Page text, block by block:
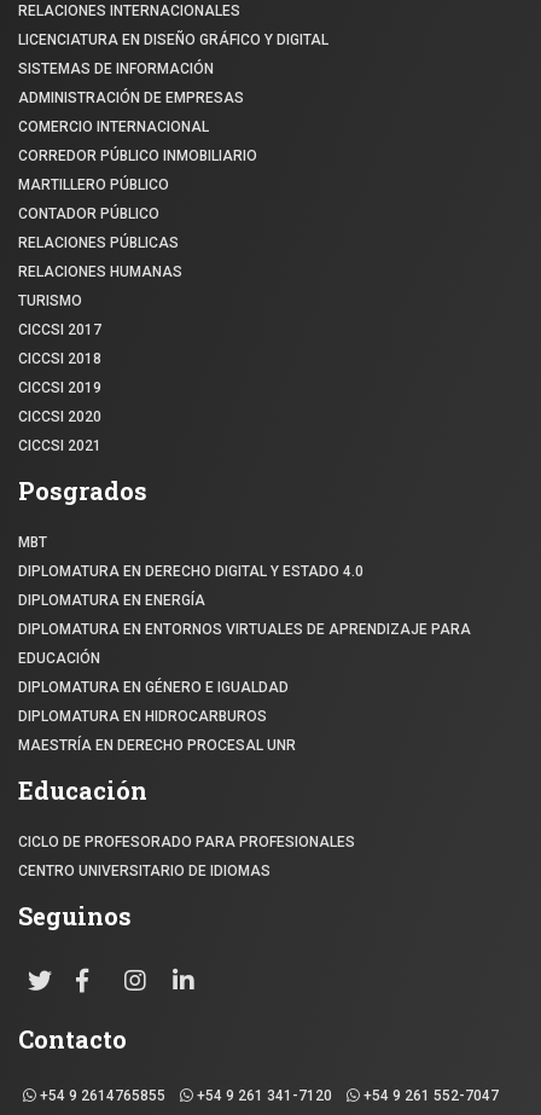
RELACIONES INTERNACIONALES
LICENCIATURA EN DISEÑO GRÁFICO Y DIGITAL
SISTEMAS DE INFORMACIÓN
ADMINISTRACIÓN DE EMPRESAS
COMERCIO INTERNACIONAL
CORREDOR PÚBLICO INMOBILIARIO
MARTILLERO PÚBLICO
CONTADOR PÚBLICO
RELACIONES PÚBLICAS
RELACIONES HUMANAS
TURISMO
CICCSI 2017
CICCSI 2018
CICCSI 2019
CICCSI 2020
CICCSI 2021
Posgrados
MBT
DIPLOMATURA EN DERECHO DIGITAL Y ESTADO 4.0
DIPLOMATURA EN ENERGÍA
DIPLOMATURA EN ENTORNOS VIRTUALES DE APRENDIZAJE PARA
EDUCACIÓN
DIPLOMATURA EN GÉNERO E IGUALDAD
DIPLOMATURA EN HIDROCARBUROS
MAESTRÍA EN DERECHO PROCESAL UNR
Educación
CICLO DE PROFESORADO PARA PROFESIONALES
CENTRO UNIVERSITARIO DE IDIOMAS
Seguinos
Contacto
+54 9 2614765855 +54 9 261 341-7120 +54 9 261 552-7047